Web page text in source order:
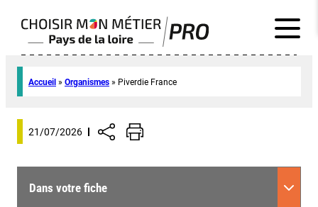
Accueil » Organismes » Piverdie France
21/07/2026
Dans votre fiche